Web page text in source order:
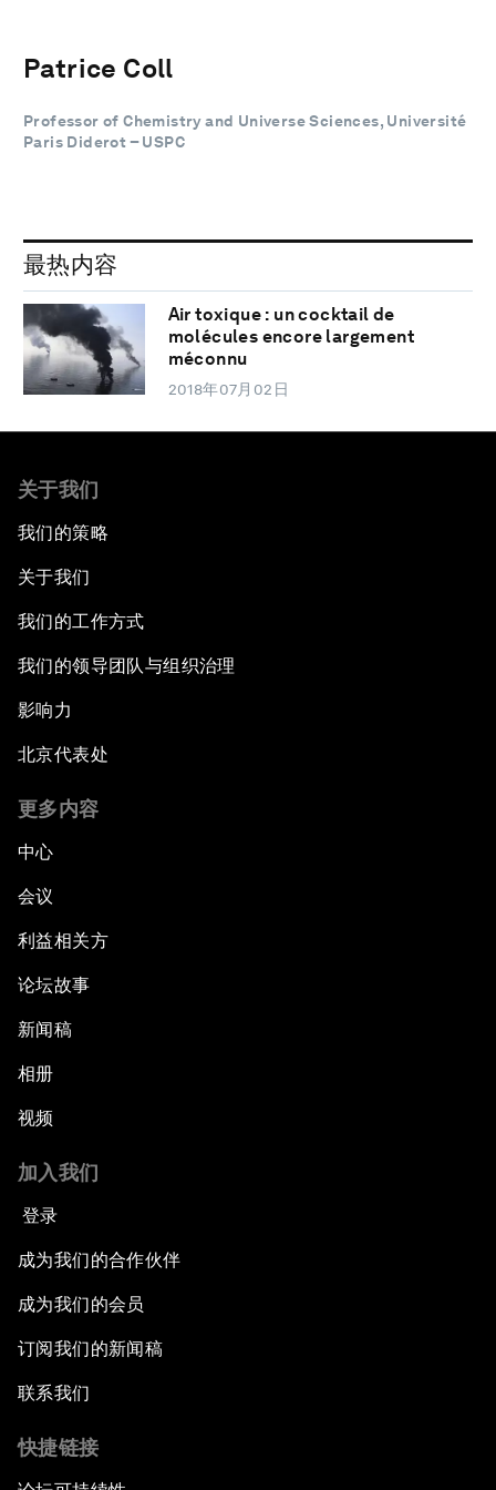
Patrice Coll
Professor of Chemistry and Universe Sciences, Université
Paris Diderot – USPC
最热内容
Air toxique : un cocktail de
molécules encore largement
méconnu
2018年07月02日
关于我们
我们的策略
关于我们
我们的工作方式
我们的领导团队与组织治理
影响力
北京代表处
更多内容
中心
会议
利益相关方
论坛故事
新闻稿
相册
视频
加入我们
登录
成为我们的合作伙伴
成为我们的会员
订阅我们的新闻稿
联系我们
快捷链接